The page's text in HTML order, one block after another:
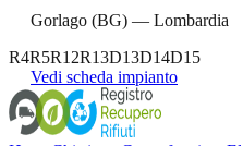
Gorlago (BG) — Lombardia
R4R5R12R13D13D14D15
Vedi scheda impianto